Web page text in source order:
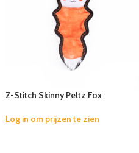
Z-Stitch Skinny Peltz Fox
Log in om prijzen te zien